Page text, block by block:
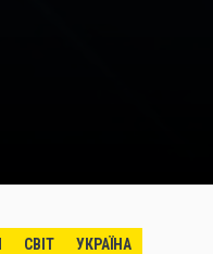
СВІТ
УКРАЇНА